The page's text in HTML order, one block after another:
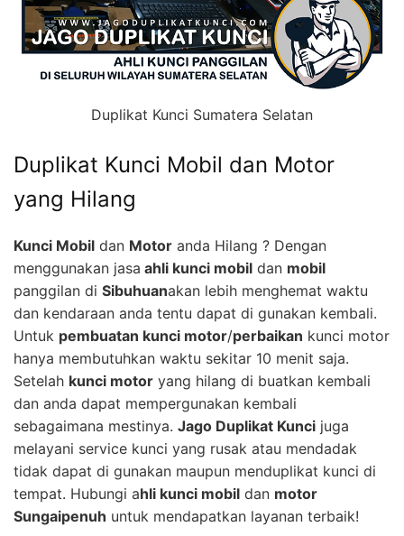
Duplikat Kunci Sumatera Selatan
Duplikat Kunci Mobil dan Motor
yang Hilang
Kunci Mobil dan Motor anda Hilang ? Dengan
menggunakan jasa ahli kunci mobil dan mobil
panggilan di Sibuhuanakan lebih menghemat waktu
dan kendaraan anda tentu dapat di gunakan kembali.
Untuk pembuatan kunci motor/perbaikan kunci motor
hanya membutuhkan waktu sekitar 10 menit saja.
Setelah kunci motor yang hilang di buatkan kembali
dan anda dapat mempergunakan kembali
sebagaimana mestinya. Jago Duplikat Kunci juga
melayani service kunci yang rusak atau mendadak
tidak dapat di gunakan maupun menduplikat kunci di
tempat. Hubungi ahli kunci mobil dan motor
Sungaipenuh untuk mendapatkan layanan terbaik!